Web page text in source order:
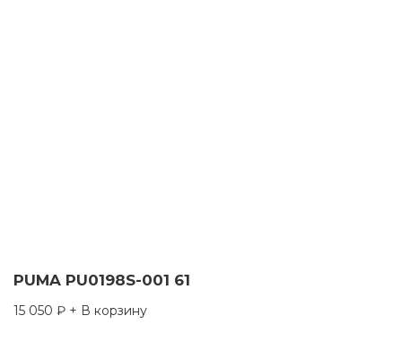
PUMA PU0198S-001 61
15 050 ₽ + В корзину